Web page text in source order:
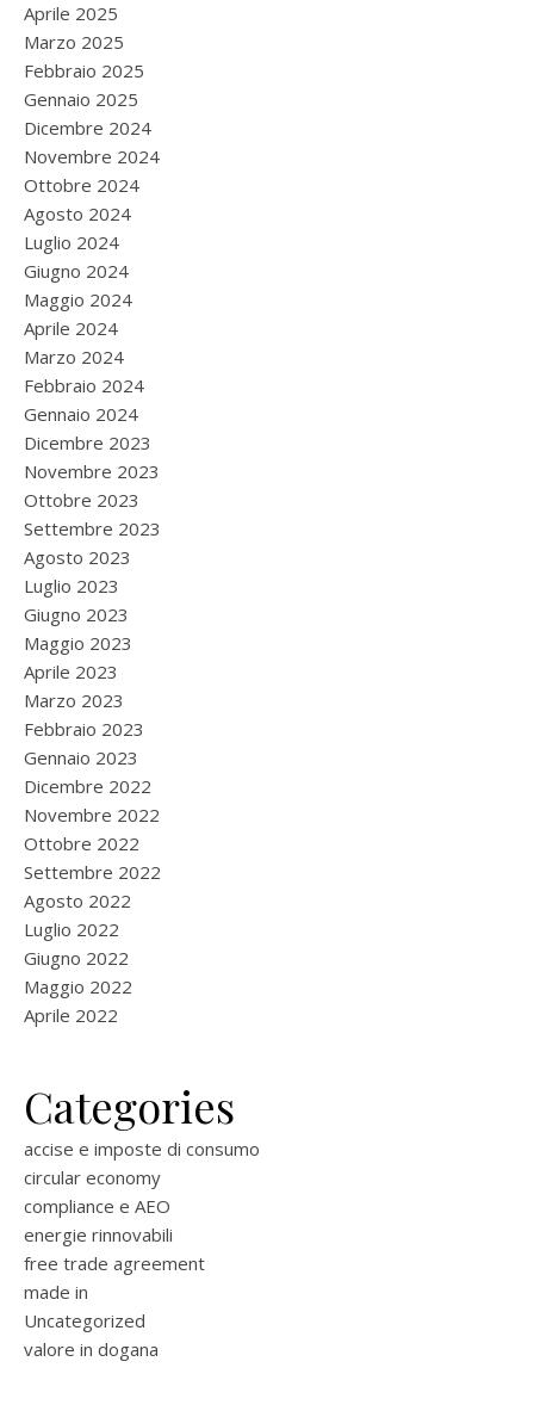
Aprile 2025
Marzo 2025
Febbraio 2025
Gennaio 2025
Dicembre 2024
Novembre 2024
Ottobre 2024
Agosto 2024
Luglio 2024
Giugno 2024
Maggio 2024
Aprile 2024
Marzo 2024
Febbraio 2024
Gennaio 2024
Dicembre 2023
Novembre 2023
Ottobre 2023
Settembre 2023
Agosto 2023
Luglio 2023
Giugno 2023
Maggio 2023
Aprile 2023
Marzo 2023
Febbraio 2023
Gennaio 2023
Dicembre 2022
Novembre 2022
Ottobre 2022
Settembre 2022
Agosto 2022
Luglio 2022
Giugno 2022
Maggio 2022
Aprile 2022
Categories
accise e imposte di consumo
circular economy
compliance e AEO
energie rinnovabili
free trade agreement
made in
Uncategorized
valore in dogana